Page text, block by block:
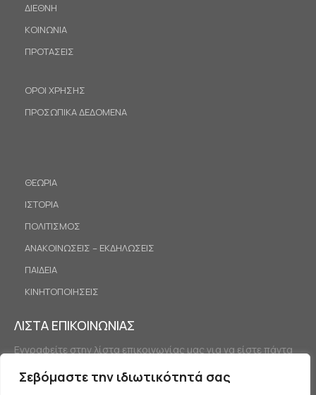
Σεβόμαστε την ιδιωτικότητά σας
ΔΙΕΘΝΗ
ΚΟΙΝΩΝΙΑ
ΠΡΟΤΑΣΕΙΣ
ΟΡΟΙ ΧΡΗΣΗΣ
ΠΡΟΣΩΠΙΚΑ ΔΕΔΟΜΕΝΑ
ΘΕΩΡΙΑ
ΙΣΤΟΡΙΑ
ΠΟΛΙΤΙΣΜΟΣ
ΑΝΑΚΟΙΝΩΣΕΙΣ – ΕΚΔΗΛΩΣΕΙΣ
ΠΑΙΔΕΙΑ
ΚΙΝΗΤΟΠΟΙΗΣΕΙΣ
ΛΙΣΤΑ ΕΠΙΚΟΙΝΩΝΙΑΣ
Εγγραφείτε στην λίστα επικοινωνίας μας για να είστε πάντα